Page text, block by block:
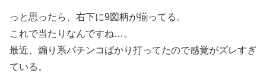
っと思ったら、右下に9図柄が揃ってる。
これで当たりなんですね…。
最近、煽り系パチンコばかり打ってたので感覚がズレすぎ
ている。